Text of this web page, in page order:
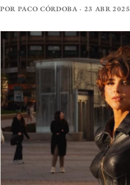
POR PACO CÓRDOBA · 23 ABR 2025